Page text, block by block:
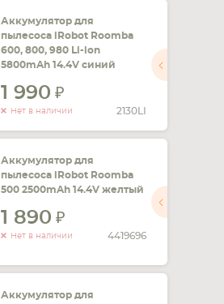
Аккумулятор для
пылесоса iRobot Roomba
600, 800, 980 Li-ion
5800mAh 14.4V синий
1 990
Нет в наличии 2130LI
Аккумулятор для
пылесоса iRobot Roomba
500 2500mAh 14.4V желтый
1 890
Нет в наличии 4419696
Аккумулятор для